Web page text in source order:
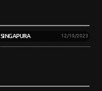
SINGAPURA 12/10/2023